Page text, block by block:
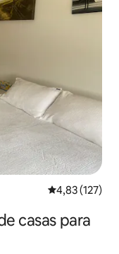
4,83 de uma
4,83 (127)
casas para